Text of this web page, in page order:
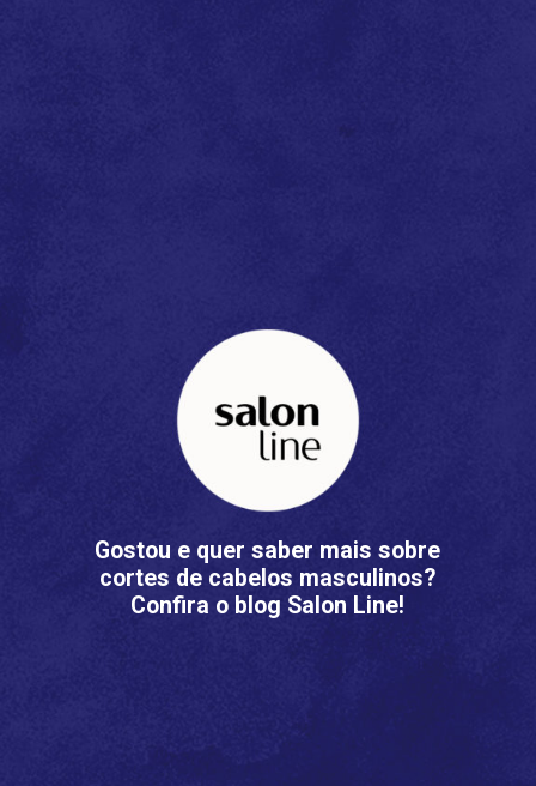
Gostou e quer saber mais sobre
cortes de cabelos masculinos?
Confira o blog Salon Line!